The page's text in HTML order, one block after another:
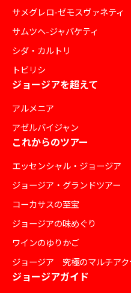
サメグレロ-ゼモスヴァネティ
サムツヘ-ジャバケティ
シダ・カルトリ
トビリシ
ジョージアを超えて
アルメニア
アゼルバイジャン
これからのツアー
エッセンシャル・ジョージア
ジョージア・グランドツアー
コーカサスの至宝
ジョージアの味めぐり
ワインのゆりかご
ジョージア 究極のマルチアク
ジョージアガイド